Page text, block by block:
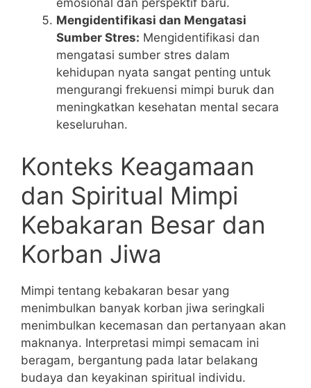
emosional dan perspektif baru.
Mengidentifikasi dan Mengatasi
Sumber Stres: Mengidentifikasi dan
mengatasi sumber stres dalam
kehidupan nyata sangat penting untuk
mengurangi frekuensi mimpi buruk dan
meningkatkan kesehatan mental secara
keseluruhan.
Konteks Keagamaan
dan Spiritual Mimpi
Kebakaran Besar dan
Korban Jiwa
Mimpi tentang kebakaran besar yang
menimbulkan banyak korban jiwa seringkali
menimbulkan kecemasan dan pertanyaan akan
maknanya. Interpretasi mimpi semacam ini
beragam, bergantung pada latar belakang
budaya dan keyakinan spiritual individu.